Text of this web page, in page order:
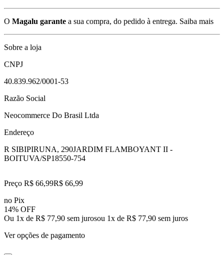
O Magalu garante a sua compra, do pedido à entrega. Saiba mais
Sobre a loja
CNPJ
40.839.962/0001-53
Razão Social
Neocommerce Do Brasil Ltda
Endereço
R SIBIPIRUNA, 290JARDIM FLAMBOYANT II -
BOITUVA/SP18550-754
Preço R$ 66,99R$ 66,99
no Pix
14% OFF
Ou 1x de R$ 77,90 sem jurosou 1x de R$ 77,90 sem juros
Ver opções de pagamento